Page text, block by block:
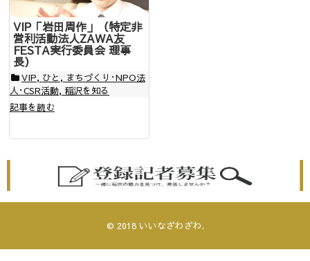
VIP「岩田周作」（特定非
営利活動法人ZAWA友
FESTA実行委員会 理事
長）
VIP, ひと , まちづくり･NPO法
人･CSR活動, 稲沢を知る
記事を読む
© 2018 いいなざわざわ.